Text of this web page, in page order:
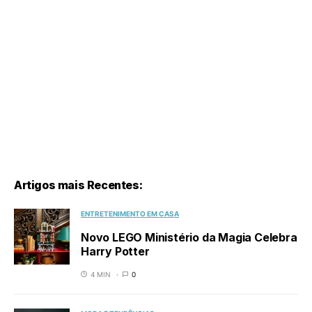
Artigos mais Recentes:
ENTRETENIMENTO EM CASA
Novo LEGO Ministério da Magia Celebra
Harry Potter
4 MIN 0